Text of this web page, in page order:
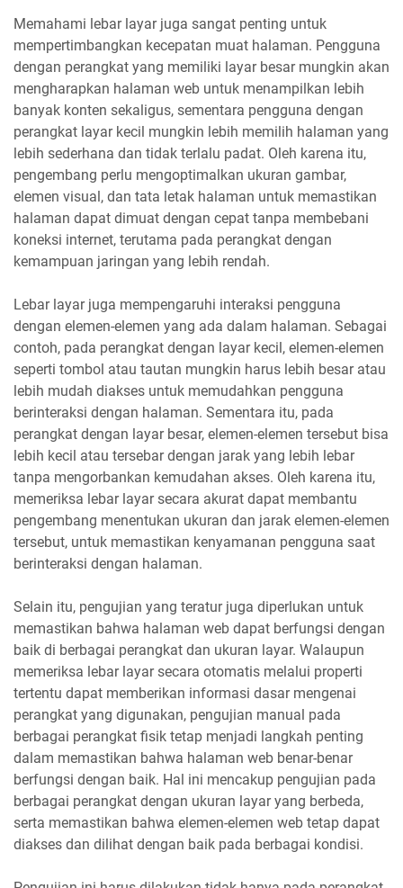
Memahami lebar layar juga sangat penting untuk
mempertimbangkan kecepatan muat halaman. Pengguna
dengan perangkat yang memiliki layar besar mungkin akan
mengharapkan halaman web untuk menampilkan lebih
banyak konten sekaligus, sementara pengguna dengan
perangkat layar kecil mungkin lebih memilih halaman yang
lebih sederhana dan tidak terlalu padat. Oleh karena itu,
pengembang perlu mengoptimalkan ukuran gambar,
elemen visual, dan tata letak halaman untuk memastikan
halaman dapat dimuat dengan cepat tanpa membebani
koneksi internet, terutama pada perangkat dengan
kemampuan jaringan yang lebih rendah.
Lebar layar juga mempengaruhi interaksi pengguna
dengan elemen-elemen yang ada dalam halaman. Sebagai
contoh, pada perangkat dengan layar kecil, elemen-elemen
seperti tombol atau tautan mungkin harus lebih besar atau
lebih mudah diakses untuk memudahkan pengguna
berinteraksi dengan halaman. Sementara itu, pada
perangkat dengan layar besar, elemen-elemen tersebut bisa
lebih kecil atau tersebar dengan jarak yang lebih lebar
tanpa mengorbankan kemudahan akses. Oleh karena itu,
memeriksa lebar layar secara akurat dapat membantu
pengembang menentukan ukuran dan jarak elemen-elemen
tersebut, untuk memastikan kenyamanan pengguna saat
berinteraksi dengan halaman.
Selain itu, pengujian yang teratur juga diperlukan untuk
memastikan bahwa halaman web dapat berfungsi dengan
baik di berbagai perangkat dan ukuran layar. Walaupun
memeriksa lebar layar secara otomatis melalui properti
tertentu dapat memberikan informasi dasar mengenai
perangkat yang digunakan, pengujian manual pada
berbagai perangkat fisik tetap menjadi langkah penting
dalam memastikan bahwa halaman web benar-benar
berfungsi dengan baik. Hal ini mencakup pengujian pada
berbagai perangkat dengan ukuran layar yang berbeda,
serta memastikan bahwa elemen-elemen web tetap dapat
diakses dan dilihat dengan baik pada berbagai kondisi.